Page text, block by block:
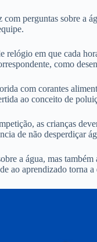
perguntas sobre a
relógio em que cada
como
com corantes
ao conceito de
as crianças
de não desperdiçar
a água, mas
ao aprendizado torna a